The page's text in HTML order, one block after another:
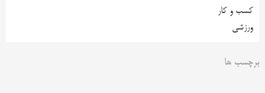
کسب و کار
ورزشی
برچسب ها